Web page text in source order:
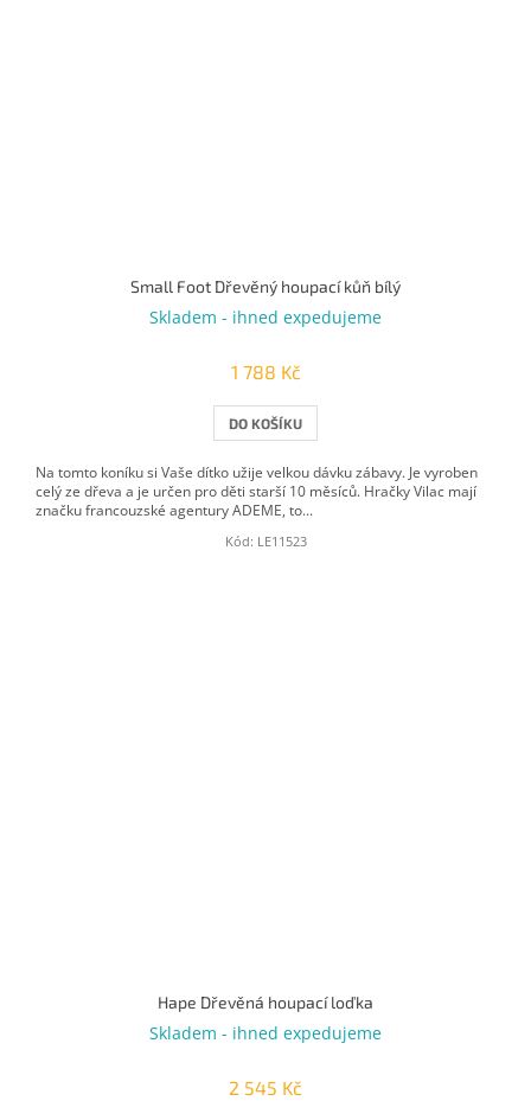
Small Foot Dřevěný houpací kůň bílý
Skladem - ihned expedujeme
1 788 Kč
DO KOŠÍKU
Na tomto koníku si Vaše dítko užije velkou dávku zábavy. Je vyroben
celý ze dřeva a je určen pro děti starší 10 měsíců. Hračky Vilac mají
značku francouzské agentury ADEME, to...
Kód: LE11523
Hape Dřevěná houpací loďka
Skladem - ihned expedujeme
2 545 Kč